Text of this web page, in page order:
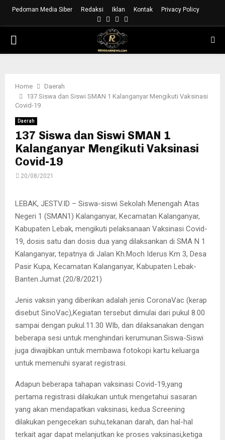
Pedoman Media Siber Redaksi Iklan Kontak Privacy Policy
Facebook
Instagram
Youtube
PRIMARY
Home
Daerah
137 Siswa dan Siswi SMAN 1 Kalanganyar Mengikuti Vaksinasi
Covid-19
Daerah
137 Siswa dan Siswi SMAN 1
Kalanganyar Mengikuti Vaksinasi
Covid-19
20/08/2021
LEBAK, JESTV.ID – Siswa-siswi Sekolah Menengah Atas
Negeri 1 (SMAN1) Kalanganyar, Kecamatan Kalanganyar,
Kabupaten Lebak, mengikuti pelaksanaan Vaksinasi Covid-
19, dosis satu dan dosis dua yang dilaksankan di SMA N 1
Kalanganyar, tepatnya di Jalan Kh.Moch Iderus Km 3, Desa
Pasir Kupa, Kecamatan Kalanganyar, Kabupaten Lebak-
Banten.Jumat (20/8/2021)
Jenis vaksin yang diberikan adalah jenis CoronaVac (kerap
disebut SinoVac),Kegiatan tersebut dimulai dari pukul 8.00
sampai dengan pukul.11.30 WIb, dan dilaksanakan dengan
beberapa sesi untuk menghindari kerumunan.Siswa-Siswi
juga diwajibkan untuk membawa fotokopi kartu keluarga
untuk memenuhi syarat registrasi.
Adapun beberapa tahapan vaksinasi Covid-19,yang
pertama registrasi dilakukan untuk mengetahui sasaran
yang akan mendapatkan vaksinasi, kedua Screening
dilakukan pengecekan suhu,tekanan darah, dan hal-hal
terkait agar dapat melanjutkan ke proses vaksinasi,ketiga